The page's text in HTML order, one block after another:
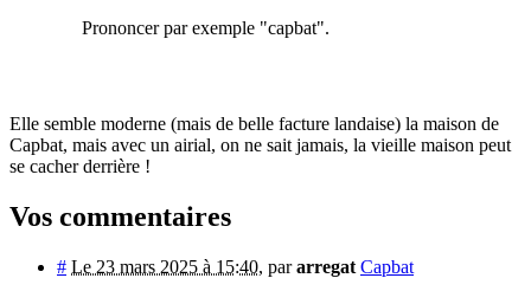
Prononcer par exemple "capbat".
Elle semble moderne (mais de belle facture landaise) la maison de
Capbat, mais avec un airial, on ne sait jamais, la vieille maison peut
se cacher derrière !
Vos commentaires
# Le 23 mars 2025 à 15:40, pararregat Capbat